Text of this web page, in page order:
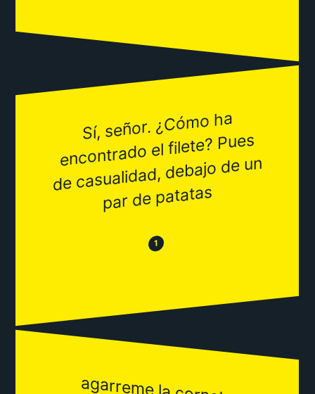
Sí, señor. ¿Có
mo ha
encontrado el filete? Pues
de casualidad, debajo de un
par de patatas
😒 1 😂